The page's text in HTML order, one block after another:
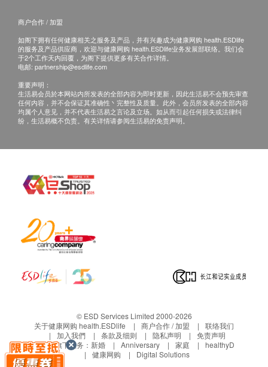
#4岁以下小童建议拆开胶囊放入汤中、稀粥或幼儿饮
料或食物中，并拌匀;
商户合作 / 加盟
如阁下拥有任何健康相关之服务及产品，并有兴趣成为健康网购 health.ESDlife
的服务及产品供应商，欢迎与健康网购 health.ESDlife业务发展部联络。我们会
于2个工作天内回覆，为阁下提供更多有关合作详情。
电邮: partnership@esdlife.com
重要声明：
生活易会员於本网站内所发表的全部内容为即时更新，因此生活易不会预先审查
任何内容，并不会保证其准确性丶完整性及质量。此外，会员所发表的全部内容
均属个人意见，并不代表生活易之言论及立场。如从而引起任何损失或法律纠
纷，生活易概不负责。有关详情请参阅生活易的免责声明。
© ESD Services Limited 2000-2026
关于健康网购 health.ESDlife
商户合作 / 加盟
联络我们
加入我們
条款及细则 隐私声明
免责声明
生活易旗下业务： 新婚 Anniversary 家庭
healthyD
健康网购
Digital Solutions